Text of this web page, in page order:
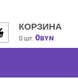
КОРЗИНА
0 шт. 0BYN